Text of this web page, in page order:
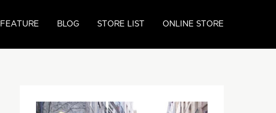
FEATURE BLOG STORE LIST ONLINE STORE